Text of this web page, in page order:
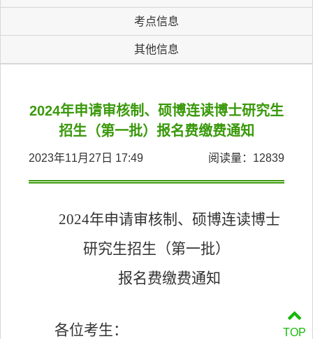
考点信息
其他信息
2024年申请审核制、硕博连读博士研究生
招生（第一批）报名费缴费通知
2023年11月27日 17:49 阅读量： 12839
2024年申请审核制、硕博连读博士
研究生招生 （第一批）
报名费缴费通知
各位考生：
TOP